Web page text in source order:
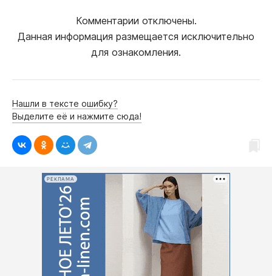
Комментарии отключены.
Данная информация размещается исключительно
для ознакомления.
Нашли в тексте ошибку?
Выделите её и нажмите сюда!
РЕКЛАМА